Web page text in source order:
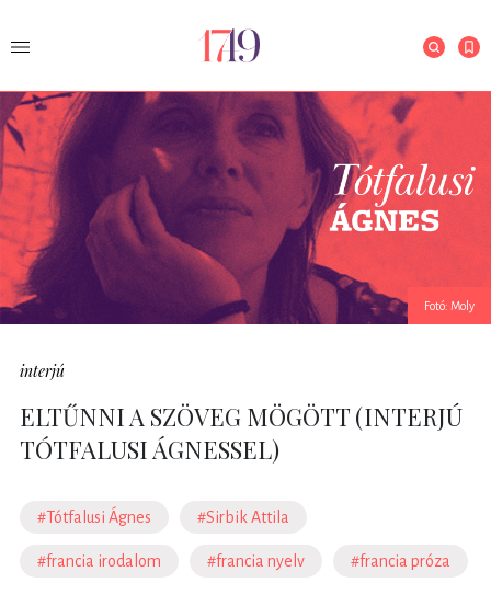
Fotó: Moly
interjú
ELTŰNNI A SZÖVEG MÖGÖTT (INTERJÚ
TÓTFALUSI ÁGNESSEL)
#Tótfalusi Ágnes #Sirbik Attila
#francia irodalom #francia nyelv #francia próza